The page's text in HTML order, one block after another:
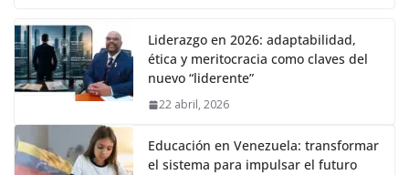
Liderazgo en 2026: adaptabilidad,
ética y meritocracia como claves del
nuevo “liderente”
22 abril, 2026
Educación en Venezuela: transformar
el sistema para impulsar el futuro